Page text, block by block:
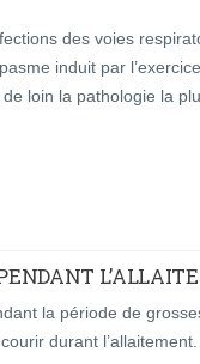
des voies
induit par
loin la pathologie la
la période de
durant l’allaitement.